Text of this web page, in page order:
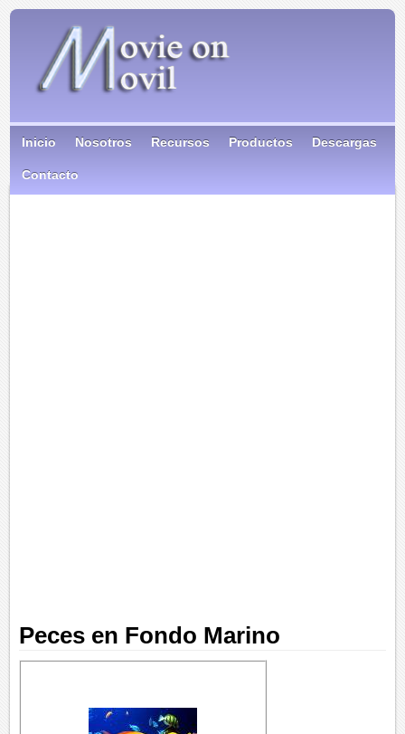
Inicio Nosotros Recursos Productos Descargas
Contacto
Peces en Fondo Marino